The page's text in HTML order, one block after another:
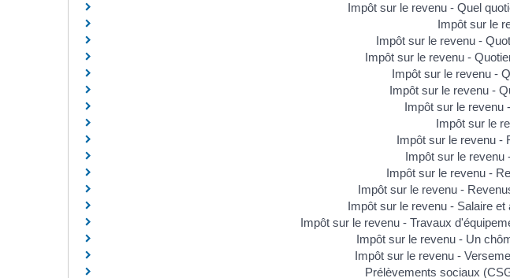
Impôt sur le revenu - Quel
Impôt sur le
Impôt sur le revenu -
Impôt sur le revenu -
Impôt sur le revenu -
Impôt sur le revenu -
Impôt sur le revenu
Impôt sur le
Impôt sur le revenu -
Impôt sur le revenu
Impôt sur le revenu -
Impôt sur le revenu -
Impôt sur le revenu - Salaire
Impôt sur le revenu - Travaux
Impôt sur le revenu - Un
Impôt sur le revenu -
Prélèvements sociaux